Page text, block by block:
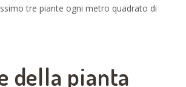
tre piante ogni metro quadrato di
della pianta